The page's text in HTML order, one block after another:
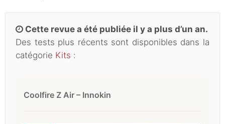
Cette revue a été publiée il y a plus d’un an.
Des tests plus récents sont disponibles dans la
catégorie Kits :
Coolfire Z Air – Innokin